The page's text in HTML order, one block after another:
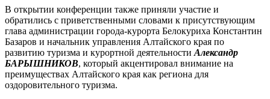
В открытии конференции также приняли участие и
обратились с приветственными словами к присутствующим
глава администрации города-курорта Белокуриха Константин
Базаров и начальник управления Алтайского края по
развитию туризма и курортной деятельности Александр
БАРЫШНИКОВ, который акцентировал внимание на
преимуществах Алтайского края как региона для
оздоровительного туризма.